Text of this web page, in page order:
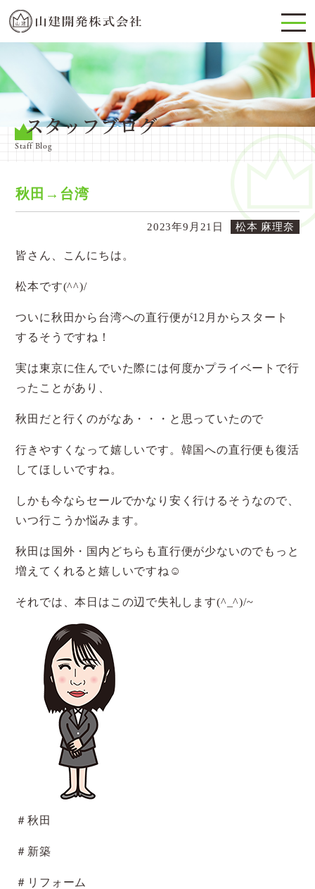
スタッフブログ
Staff Blog
秋田→台湾
2023年9月21日 松本 麻理奈
皆さん、こんにちは。
松本です(^^)/
ついに秋田から台湾への直行便が12月からスタート
するそうですね！
実は東京に住んでいた際には何度かプライベートで行
ったことがあり、
秋田だと行くのがなあ・・・と思っていたので
行きやすくなって嬉しいです。韓国への直行便も復活
してほしいですね。
しかも今ならセールでかなり安く行けるそうなので、
いつ行こうか悩みます。
秋田は国外・国内どちらも直行便が少ないのでもっと
増えてくれると嬉しいですね☺
それでは、本日はこの辺で失礼します(^_^)/~
＃秋田
＃新築
＃リフォーム